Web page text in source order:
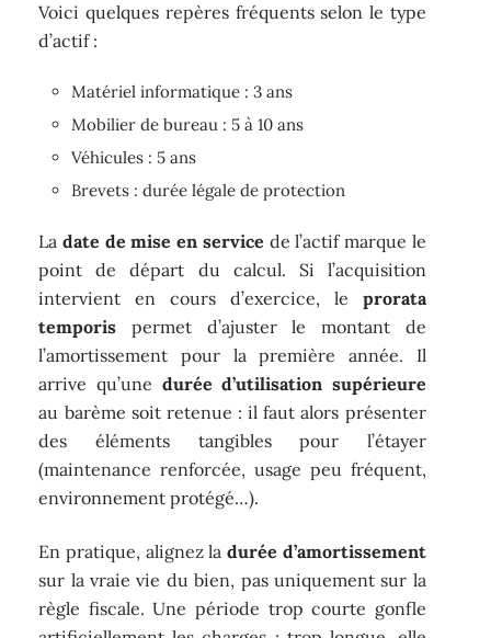
Voici quelques repères fréquents selon le type
d’actif :
Matériel informatique : 3 ans
Mobilier de bureau : 5 à 10 ans
Véhicules : 5 ans
Brevets : durée légale de protection
Ladate de mise en service de l’actif marque le
point de départ du calcul. Si l’acquisition
intervient en cours d’exercice, le prorata
temporis permet d’ajuster le montant de
l’amortissement pour la première année. Il
arrive qu’une durée d’utilisation supérieure
au barème soit retenue : il faut alors présenter
des éléments tangibles pour l’étayer
(maintenance renforcée, usage peu fréquent,
environnement protégé…).
En pratique, alignez la durée d’amortissement
sur la vraie vie du bien, pas uniquement sur la
règle fiscale. Une période trop courte gonfle